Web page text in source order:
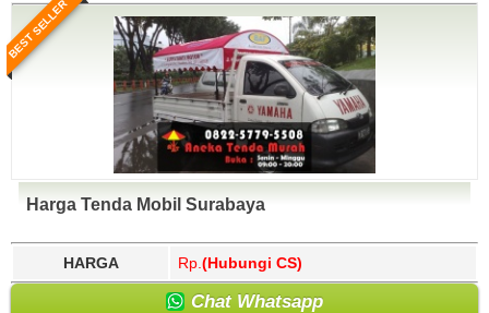
BEST SELLER
Harga Tenda Mobil Surabaya
HARGA Rp. (Hubungi CS)
Chat Whatsapp